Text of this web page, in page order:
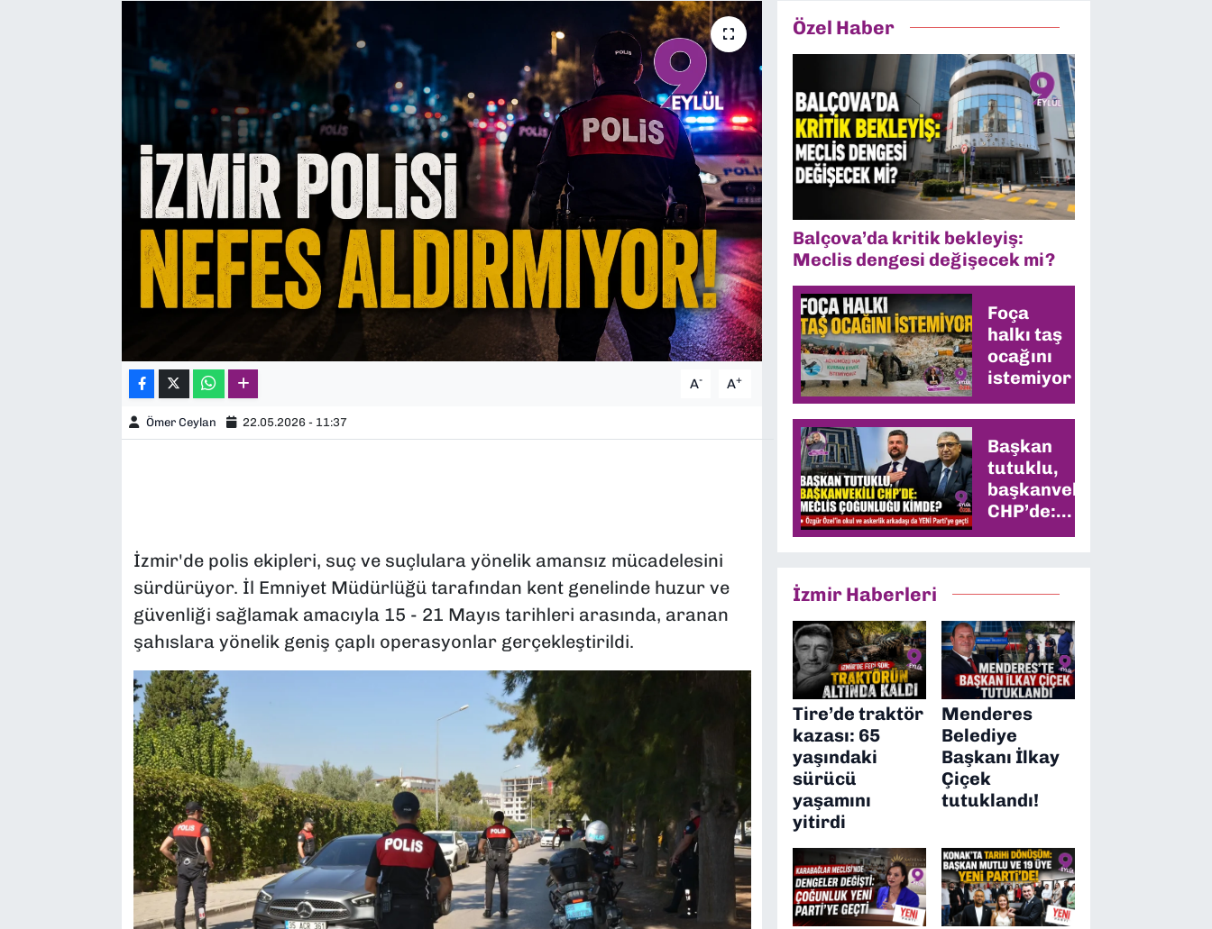
A- A+
Ömer Ceylan 22.05.2026 - 11:37
İzmir'de polis ekipleri, suç ve suçlulara yönelik amansız mücadelesini
sürdürüyor. İl Emniyet Müdürlüğü tarafından kent genelinde huzur ve
güvenliği sağlamak amacıyla 15 - 21 Mayıs tarihleri arasında, aranan
şahıslara yönelik geniş çaplı operasyonlar gerçekleştirildi.
Özel Haber
Balçova’da kritik bekleyiş:
Meclis dengesi değişecek mi?
Foça
halkı taş
ocağını
istemiyor
Başkan
tutuklu,
başkanvekili
CHP’de:
Meclis
İzmir Haberleri
Tire’de traktör
kazası: 65
yaşındaki
sürücü
yaşamını
yitirdi
Menderes
Belediye
Başkanı İlkay
Çiçek
tutuklandı!
TEKNOLOJİ
YEREL YÖNETİMLER